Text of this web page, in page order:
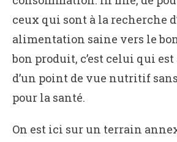
ceux qui sont à la recherche
alimentation saine vers le
bon produit, c’est celui qui est
d’un point de vue nutritif
pour la santé.
On est ici sur un terrain